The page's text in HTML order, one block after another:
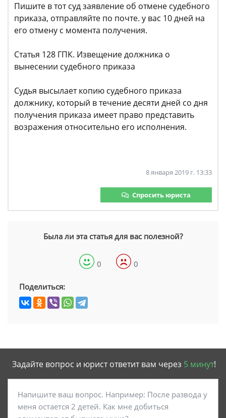
Пишите в тот суд заявление об отмене судебного
приказа, отправляйте по почте. у вас 10 дней на
его отмену с момента получения.
Статья 128 ГПК. Извещение должника о
вынесении судебного приказа
Судья высылает копию судебного приказа
должнику, который в течение десяти дней со дня
получения приказа имеет право представить
возражения относительно его исполнения.
8 января 2019 г. 13:33
Спросить юриста
Была ли эта статья для вас полезной?
0 0
Поделиться:
Задайте вопрос и юрист ответит вам через 5 минут!